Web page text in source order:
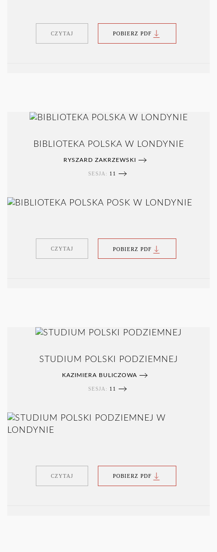
CZYTAJ POBIERZ PDF
BIBLIOTEKA POLSKA W LONDYNIE
RYSZARD ZAKRZEWSKI
SESJA: 11
CZYTAJ POBIERZ PDF
STUDIUM POLSKI PODZIEMNEJ
KAZIMIERA BULICZOWA
SESJA: 11
CZYTAJ POBIERZ PDF